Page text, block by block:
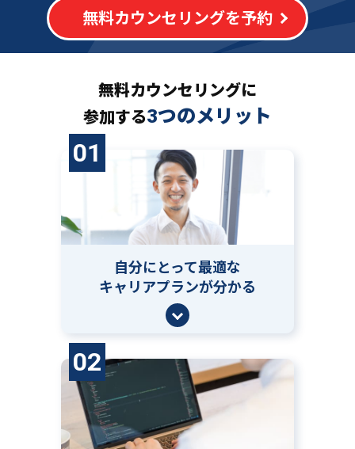
無料カウンセリングを予約
無料カウンセリングに
参加する3つのメリット
01
自分にとって最適な
キャリアプランが分かる
02